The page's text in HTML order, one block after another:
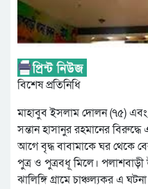
বিশেষ প্রতিনিধি
মাহাবুব ইসলাম দোলন (৭৫)
সন্তান হাসানুর রহমানের
আগে বৃদ্ধ বাবামাকে ঘর থেকে
পুত্র ও পুত্রবধূ মিলে।
ঝালিঙ্গি গ্রামে চাঞ্চল্যকর এ